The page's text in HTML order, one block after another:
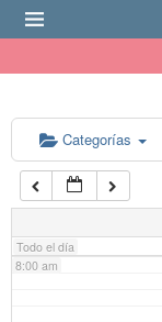
Categorías
Todo el día
6:00 am
7:00 am
8:00 am